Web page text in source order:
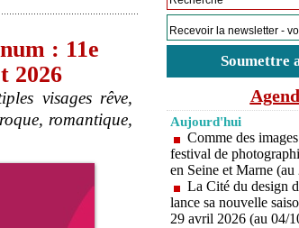
: 11e
2026
visages rêve,
romantique,
Soumettre
Aujourd'hui
Comme des
festival de
en Seine et Marne
La Cité du design
lance sa nouvelle
29 avril 2026 (au 04/